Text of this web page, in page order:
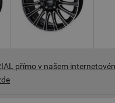
přímo v našem